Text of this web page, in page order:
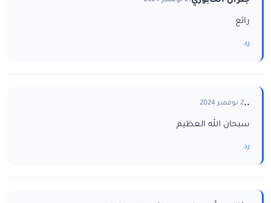
رائع
رد
..2 نوفمبر 2024
سبحان الله العظيم
رد